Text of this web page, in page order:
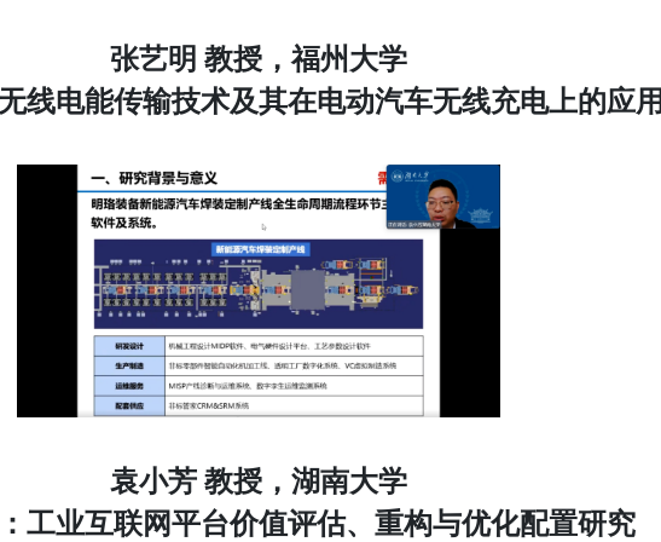
张艺明 教授，福州大学
线电能传输技术及其在电动汽车无线充电上的应用
袁小芳 教授，湖南大学
工业互联网平台价值评估、重构与优化配置研究